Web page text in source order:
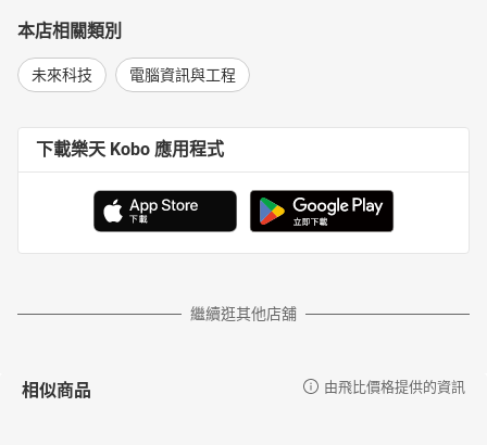
本店相關類別
未來科技 電腦資訊與工程
下載樂天 Kobo 應用程式
繼續逛其他店舖
相似商品 由飛比價格提供的資訊